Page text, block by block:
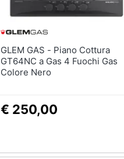
GLEM GAS - Piano Cottura
GT64NC a Gas 4 Fuochi Gas
Colore Nero
€ 250,00